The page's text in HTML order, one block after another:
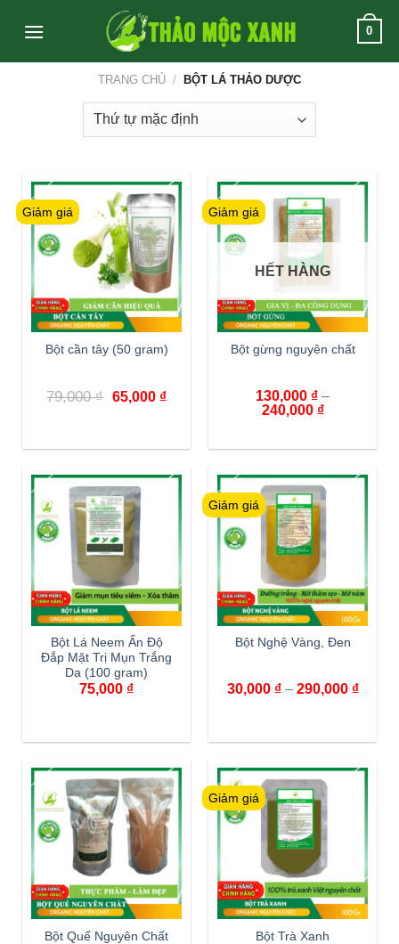
0
TRANG CHỦ / BỘT LÁ THẢO DƯỢC
Giảm giá
Bột cần tây (50 gram)
79,000₫ 65,000 ₫
Giảm giá
HẾT HÀNG
Bột gừng nguyên chất
130,000 ₫ –
240,000 ₫
Bột Lá Neem Ấn Độ
Đắp Mặt Trị Mụn Trắng
Da (100 gram)
75,000 ₫
Giảm giá
Bột Nghệ Vàng, Đen
30,000 ₫– 290,000 ₫
Bột Quế Nguyên Chất
Giảm giá
Bột Trà Xanh